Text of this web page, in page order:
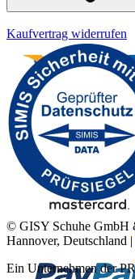
Kaufvertrag widerrufen
© GISY Schuhe GmbH
Hannover, Deutschland |
Ein Unternehmen der